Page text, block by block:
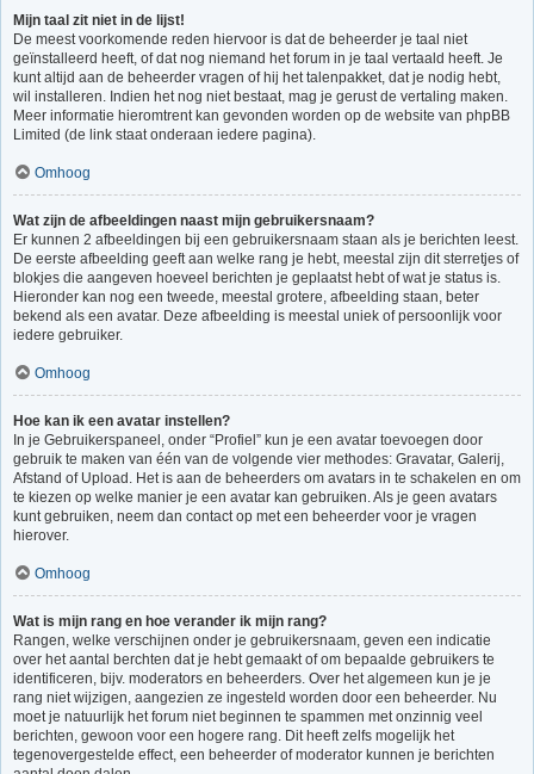
Mijn taal zit niet in de lijst!
De meest voorkomende reden hiervoor is dat de beheerder je taal niet
geïnstalleerd heeft, of dat nog niemand het forum in je taal vertaald heeft. Je
kunt altijd aan de beheerder vragen of hij het talenpakket, dat je nodig hebt,
wil installeren. Indien het nog niet bestaat, mag je gerust de vertaling maken.
Meer informatie hieromtrent kan gevonden worden op de website van phpBB
Limited (de link staat onderaan iedere pagina).
Omhoog
Wat zijn de afbeeldingen naast mijn gebruikersnaam?
Er kunnen 2 afbeeldingen bij een gebruikersnaam staan als je berichten leest.
De eerste afbeelding geeft aan welke rang je hebt, meestal zijn dit sterretjes of
blokjes die aangeven hoeveel berichten je geplaatst hebt of wat je status is.
Hieronder kan nog een tweede, meestal grotere, afbeelding staan, beter
bekend als een avatar. Deze afbeelding is meestal uniek of persoonlijk voor
iedere gebruiker.
Omhoog
Hoe kan ik een avatar instellen?
In je Gebruikerspaneel, onder “Profiel” kun je een avatar toevoegen door
gebruik te maken van één van de volgende vier methodes: Gravatar, Galerij,
Afstand of Upload. Het is aan de beheerders om avatars in te schakelen en om
te kiezen op welke manier je een avatar kan gebruiken. Als je geen avatars
kunt gebruiken, neem dan contact op met een beheerder voor je vragen
hierover.
Omhoog
Wat is mijn rang en hoe verander ik mijn rang?
Rangen, welke verschijnen onder je gebruikersnaam, geven een indicatie
over het aantal berchten dat je hebt gemaakt of om bepaalde gebruikers te
identificeren, bijv. moderators en beheerders. Over het algemeen kun je je
rang niet wijzigen, aangezien ze ingesteld worden door een beheerder. Nu
moet je natuurlijk het forum niet beginnen te spammen met onzinnig veel
berichten, gewoon voor een hogere rang. Dit heeft zelfs mogelijk het
tegenovergestelde effect, een beheerder of moderator kunnen je berichten